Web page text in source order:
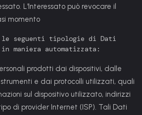
L'Interessato può revocare il
momento
seguenti tipologie di Dati
maniera automatizzata:
prodotti dai dispositivi, dalle
e dai protocolli utilizzati, quali
sul dispositivo utilizzato, indirizzi
di provider Internet (ISP). Tali Dati